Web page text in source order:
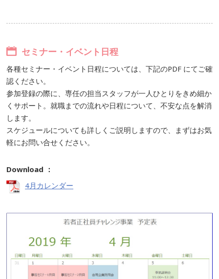
セミナー・イベント日程
各種セミナー・イベント日程については、下記のPDF にてご確
認ください。
参加登録の際に、専任の担当スタッフが一人ひとりをきめ細か
くサポート。就職までの流れや日程について、不安な点を解消
します。
スケジュールについても詳しくご説明しますので、まずはお気
軽にお問い合せください。
Download ：
4月カレンダー